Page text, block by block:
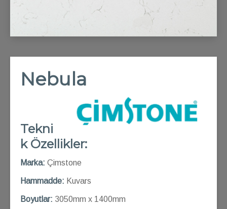
Nebula
Tekni
k Özellikler:
Marka: Çimstone
Hammadde: Kuvars
Boyutlar: 3050mm x 1400mm